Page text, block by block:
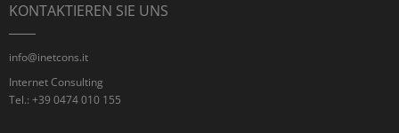
KONTAKTIEREN SIE UNS
info@inetcons.it
Internet Consulting
Tel.: +39 0474 010 155